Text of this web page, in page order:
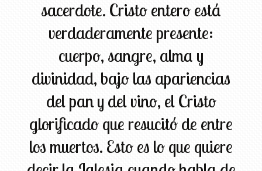
sacerdote. Cristo entero está
verdaderamente presente:
cuerpo, sangre, alma y
divinidad, bajo las apariencias
del pan y del vino, el Cristo
glorificado que resucitó de entre
los muertos. Esto es lo que quiere